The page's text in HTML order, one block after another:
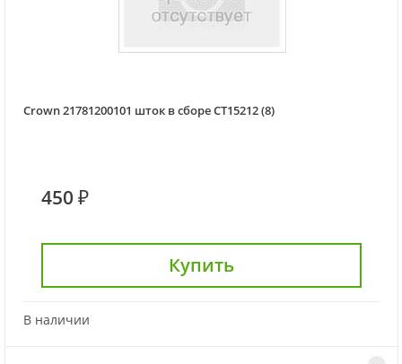
Crown 21781200101 шток в сборе CT15212 (8)
450 ₽
Купить
В наличии